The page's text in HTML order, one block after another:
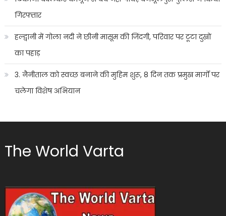
गिरफ्तार
हल्द्वानी में गोला नदी ने छीनी मासूम की जिंदगी, परिवार पर टूटा दुखों
का पहाड़
3. नैनीताल को स्वच्छ बनाने की मुहिम शुरू, 8 दिन तक प्रमुख मार्गों पर
चलेगा विशेष अभियान
The World Varta